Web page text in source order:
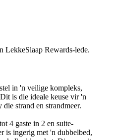
LekkeSlaap Rewards-lede.
in 'n veilige kompleks,
is die ideale keuse vir 'n
strand en strandmeer.
4 gaste in 2 en suite-
is ingerig met 'n dubbelbed,